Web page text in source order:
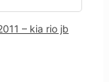
– kia rio jb